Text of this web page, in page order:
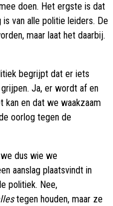
doen. Het ergste is dat
van alle politie leiders. De
maar laat het daarbij.
begrijpt dat er iets
Ja, er wordt af en
kan en dat we waakzaam
oorlog tegen de
dus wie we
aanslag plaatsvindt in
politiek. Nee,
tegen houden, maar ze